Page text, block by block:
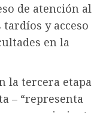
de atención al
y acceso
en la
la tercera etapa
– “representa